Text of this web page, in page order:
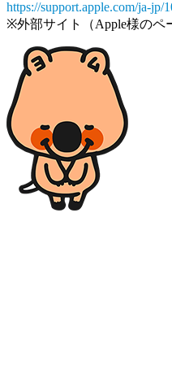
https://support.apple.com/ja-jp/
※外部サイト（Apple様のペ